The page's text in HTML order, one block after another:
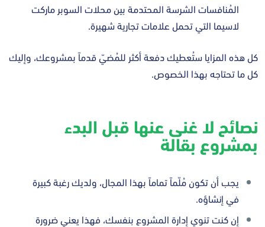
المُنافسات الشرسة المحتدمة بين محلات السوبر ماركت
لاسيما التي تحمل علامات تجارية شهيرة.
كل هذه المزايا ستُعطيك دفعة أكثر للمُضيّ قدماً بمشروعك، وإليك
كل ما تحتاجه بهذا الخصوص.
نصائح لا غنى عنها قبل البدء
بمشروع بقالة
يجب أن تكون مُلّماً تماماً بهذا المجال، ولديك رغبة كبيرة
في إنشاؤه.
إن كنت تنوي إدارة المشروع بنفسك، فهذا يعني ضرورة